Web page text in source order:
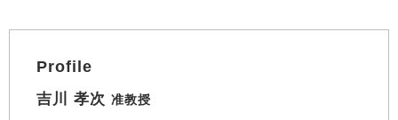
Profile
吉川 孝次 准教授